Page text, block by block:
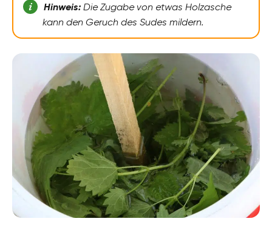
Hinweis:Die Zugabe von etwas Holzasche
kann den Geruch des Sudes mildern.